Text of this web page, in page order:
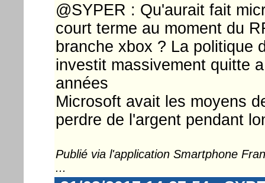
@SYPER : Qu'aurait fait
court terme au moment du
branche xbox ? La politique
investit massivement quitte
années
Microsoft avait les moyens
perdre de l'argent pendant
Publié via l'application Smartphone
...